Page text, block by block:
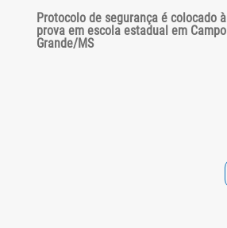
Protocolo de segurança é colocado à
prova em escola estadual em Campo
Grande/MS